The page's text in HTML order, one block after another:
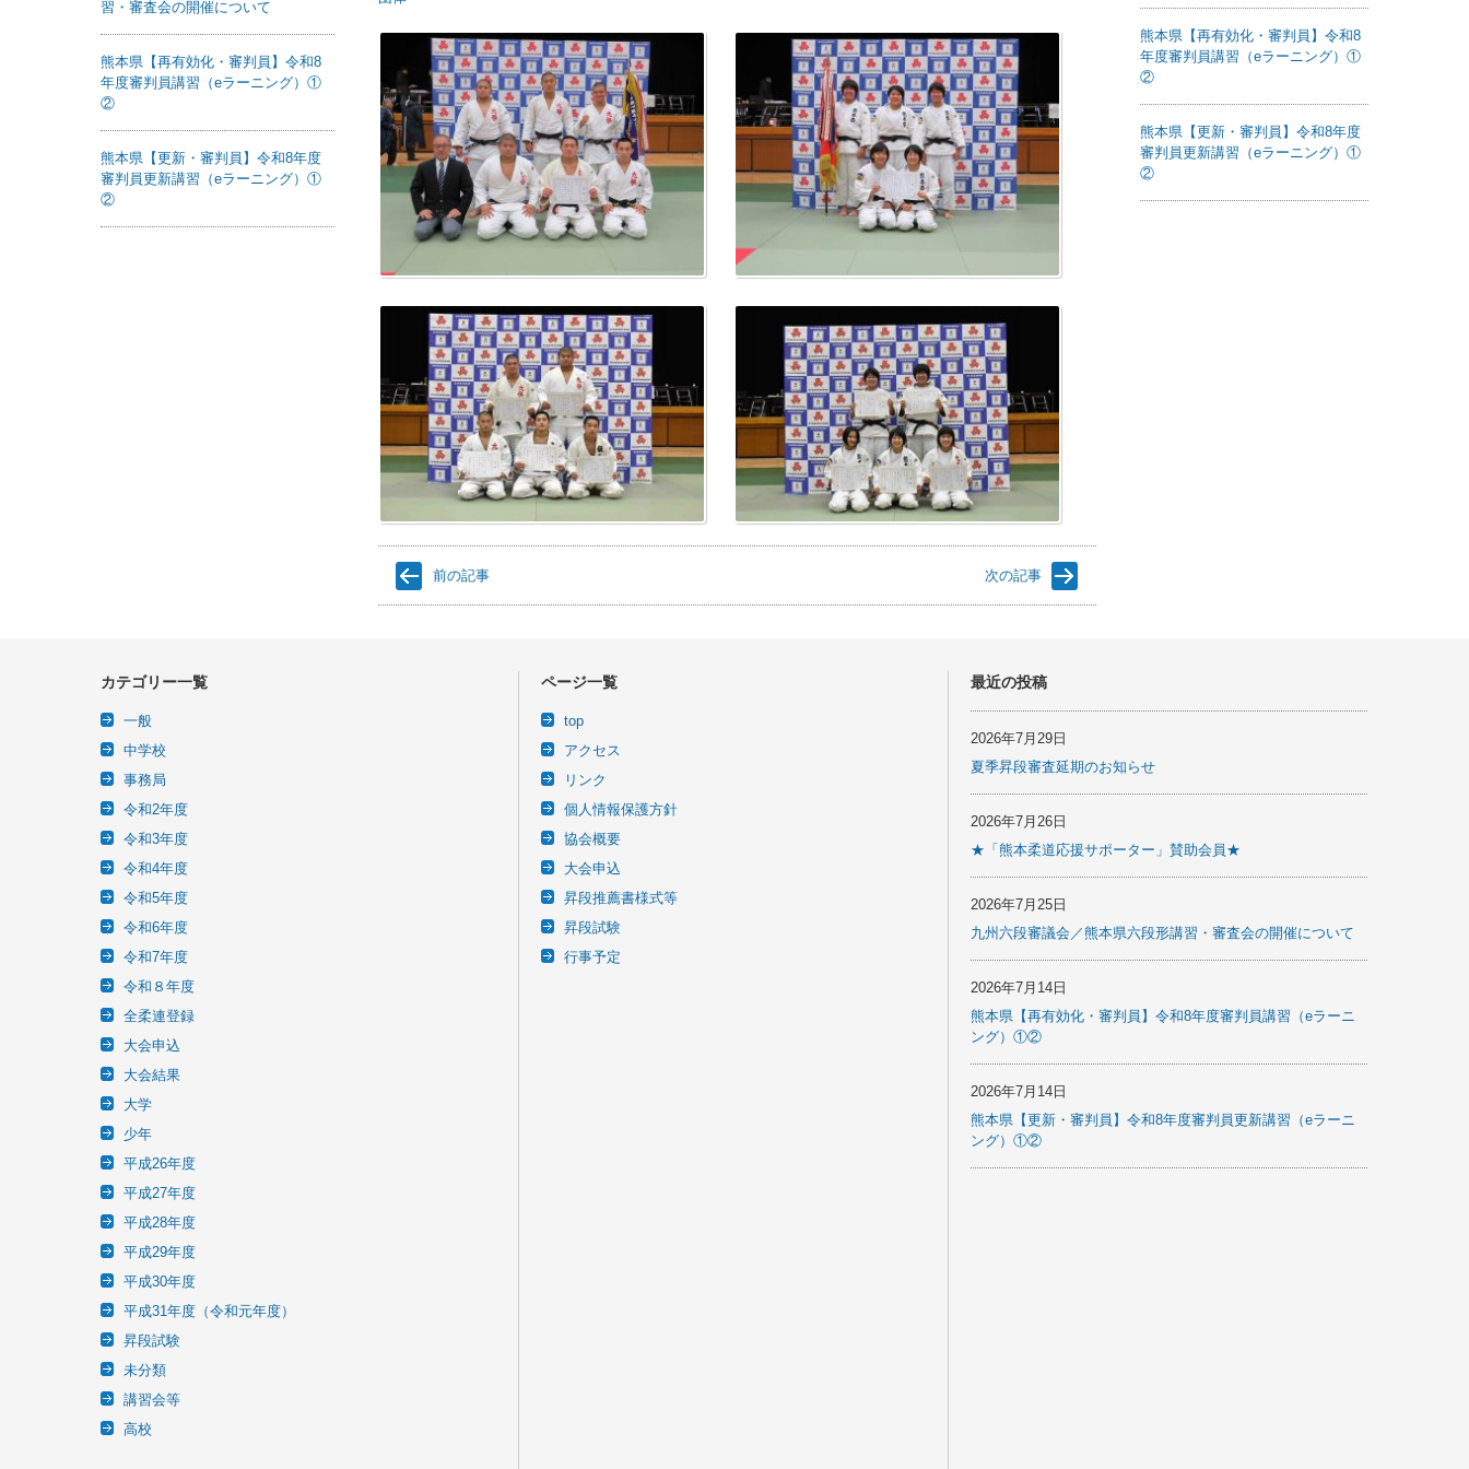
前の記事 次の記事
習・審査会の開催について
熊本県【再有効化・審判員】令和8
年度審判員講習（eラーニング）①
②
熊本県【更新・審判員】令和8年度
審判員更新講習（eラーニング）①
②
熊本県【再有効化・審判員】令和8
年度審判員講習（eラーニング）①
②
熊本県【更新・審判員】令和8年度
審判員更新講習（eラーニング）①
②
カテゴリー一覧
一般
中学校
事務局
令和2年度
令和3年度
令和4年度
令和5年度
令和6年度
令和7年度
令和８年度
全柔連登録
大会申込
大会結果
大学
少年
平成26年度
平成27年度
平成28年度
平成29年度
平成30年度
平成31年度（令和元年度）
昇段試験
未分類
講習会等
高校
ページ一覧
top
アクセス
リンク
個人情報保護方針
協会概要
大会申込
昇段推薦書様式等
昇段試験
行事予定
最近の投稿
2026年7月29日
夏季昇段審査延期のお知らせ
2026年7月26日
★「熊本柔道応援サポーター」賛助会員★
2026年7月25日
九州六段審議会／熊本県六段形講習・審査会の開催について
2026年7月14日
熊本県【再有効化・審判員】令和8年度審判員講習（eラーニ
ング）①②
2026年7月14日
熊本県【更新・審判員】令和8年度審判員更新講習（eラーニ
ング）①②